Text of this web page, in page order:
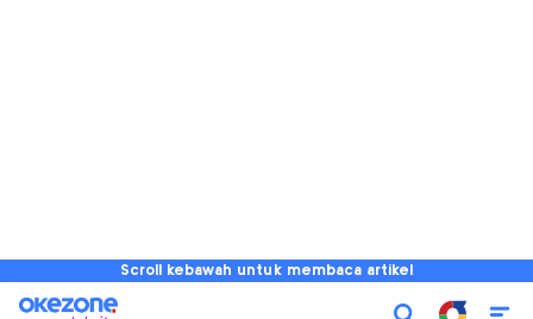
Scroll kebawah untuk membaca artikel